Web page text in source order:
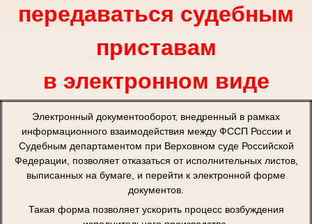
передаваться судебным
приставам
в электронном виде
Электронный документооборот, внедренный в рамках
информационного взаимодействия между ФССП России и
Судебным департаментом при Верховном суде Российской
Федерации, позволяет отказаться от исполнительных листов,
выписанных на бумаге, и перейти к электронной форме
документов.
Такая форма позволяет ускорить процесс возбуждения